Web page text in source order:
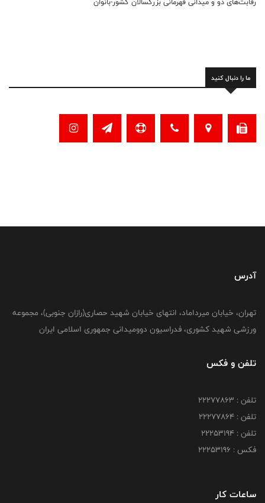
ما را دنبال کنید
آدرس
تهران، خیابان میرداماد، انتهای خیابان شهید حصاری(رازان جنوبی)، مجموعه
ورزشی شهید کشوری، فدراسیون دوومیدانی جمهوری اسلامی ایران
تلفن و فکس
تلفن : 22277863
تلفن : 22277864
تلفن : 22253194
فکس : 22253196
ساعات کار